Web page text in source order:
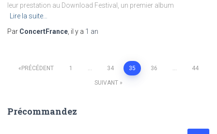
leur prestation au Download Festival, un premier album
Lire la suite…
Par ConcertFrance , il y a 1 an
PRÉCÉDENT 1 … 34 35 36 … 44
SUIVANT
Précommandez